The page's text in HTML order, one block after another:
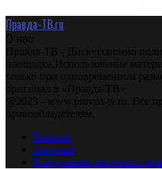
Правда-ТВ.ru
О нас
Правда-ТВ - Дискуссионно
площадка.Использование
только при одновременном
оригинал в «Правда-ТВ»
@2023 - www.pravda-tv.ru. Все
правообладателям.
Главная
Авторам
Владельцам авторских